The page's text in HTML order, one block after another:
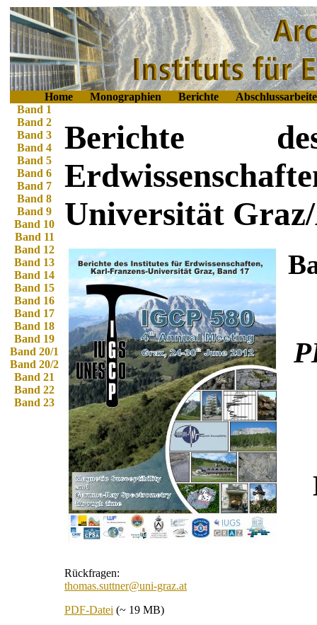
Home Monographien Berichte
Band 1
Band 2
Band 3
Band 4
Band 5
Band 6
Band 7
Band 8
Band 9
Band 10
Band 11
Band 12
Band 13
Band 14
Band 15
Band 16
Band 17
Band 18
Band 19
Band 20/1
Band 20/2
Band 21
Band 22
Band 23
Berichte
Universität
Rückfragen:
thomas.suttner@uni-graz.at
PDF-Datei (~ 19 MB)